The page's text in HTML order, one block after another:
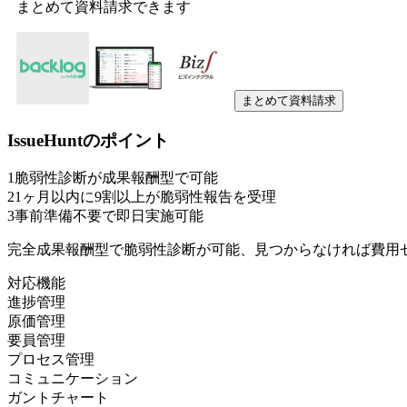
まとめて資料請求できます
まとめて資料請求
IssueHuntのポイント
1脆弱性診断が成果報酬型で可能
21ヶ月以内に9割以上が脆弱性報告を受理
3事前準備不要で即日実施可能
完全成果報酬型で脆弱性診断が可能、見つからなければ費用
対応機能
進捗管理
原価管理
要員管理
プロセス管理
コミュニケーション
ガントチャート